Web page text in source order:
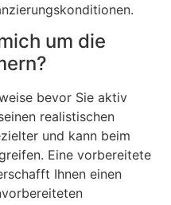
um die
bevor Sie aktiv
realistischen
und kann beim
Eine vorbereitete
Ihnen einen